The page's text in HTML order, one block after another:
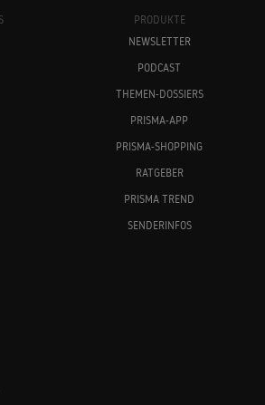
PRODUKTE
NEWSLETTER
PODCAST
THEMEN-DOSSIERS
PRISMA-APP
PRISMA-SHOPPING
RATGEBER
PRISMA TREND
SENDERINFOS